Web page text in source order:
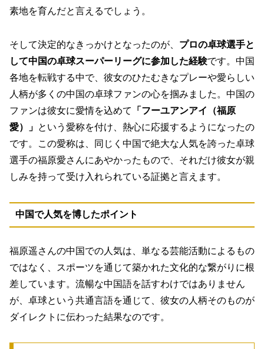
素地を育んだと言えるでしょう。
そして決定的なきっかけとなったのが、 プロの卓球選手と
して中国の卓球スーパーリーグに参加した経験です。中国
各地を転戦する中で、彼女のひたむきなプレーや愛らしい
人柄が多くの中国の卓球ファンの心を掴みました。中国の
ファンは彼女に愛情を込めて
「フーユアンアイ（福原
愛）」 という愛称を付け、熱心に応援するようになったの
です。この愛称は、同じく中国で絶大な人気を誇った卓球
選手の福原愛さんにあやかったもので、それだけ彼女が親
しみを持って受け入れられている証拠と言えます。
中国で人気を博したポイント
福原遥さんの中国での人気は、単なる芸能活動によるもの
ではなく、スポーツを通じて築かれた文化的な繋がりに根
差しています。流暢な中国語を話すわけではありません
が、卓球という共通言語を通じて、彼女の人柄そのものが
ダイレクトに伝わった結果なのです。